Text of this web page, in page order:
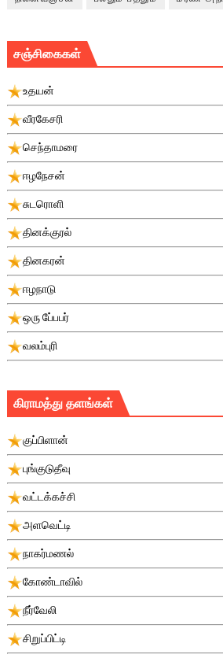
சஞ்சிகைகள்
உதயன்
வீரகேசரி
செந்தாமரை
ஈழநேசன்
சுடரொளி
தினக்குரல்
தினகரன்
ஈழநாடு
ஒரு பே்பபர்
வலம்புரி
கிராமத்து தளங்கள்
குப்பிளான்
புங்குடுதீவு
வட்டக்கச்சி
அளவெட்டி
நாகர்மணல்
கோண்டாவில்
நீர்வேலி
சிறுப்பிட்டி